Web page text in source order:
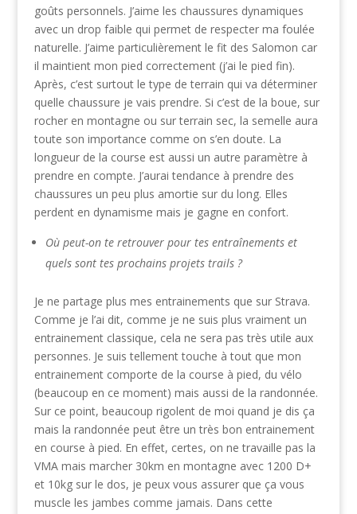
goûts personnels. J’aime les chaussures dynamiques
avec un drop faible qui permet de respecter ma foulée
naturelle. J’aime particulièrement le fit des Salomon car
il maintient mon pied correctement (j’ai le pied fin).
Après, c’est surtout le type de terrain qui va déterminer
quelle chaussure je vais prendre. Si c’est de la boue, sur
rocher en montagne ou sur terrain sec, la semelle aura
toute son importance comme on s’en doute. La
longueur de la course est aussi un autre paramètre à
prendre en compte. J’aurai tendance à prendre des
chaussures un peu plus amortie sur du long. Elles
perdent en dynamisme mais je gagne en confort.
Où peut-on te retrouver pour tes entraînements et
quels sont tes prochains projets trails ?
Je ne partage plus mes entrainements que sur Strava.
Comme je l’ai dit, comme je ne suis plus vraiment un
entrainement classique, cela ne sera pas très utile aux
personnes. Je suis tellement touche à tout que mon
entrainement comporte de la course à pied, du vélo
(beaucoup en ce moment) mais aussi de la randonnée.
Sur ce point, beaucoup rigolent de moi quand je dis ça
mais la randonnée peut être un très bon entrainement
en course à pied. En effet, certes, on ne travaille pas la
VMA mais marcher 30km en montagne avec 1200 D+
et 10kg sur le dos, je peux vous assurer que ça vous
muscle les jambes comme jamais. Dans cette